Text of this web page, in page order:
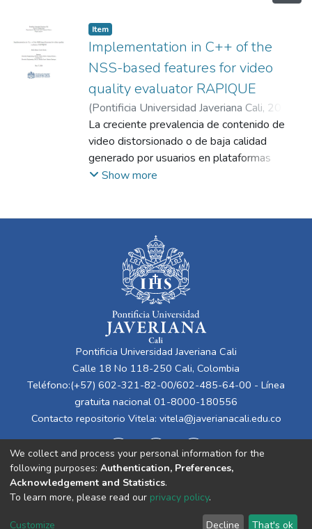
Item
Implementation in C++ of the
NSS-based features for video
quality evaluator RAPIQUE
(Pontificia Universidad Javeriana Cali, 2024
Torres Morón, Stidl Alfonso ;Salazar
Herrera, Carlos Alberto;Benítez Restrepo,
Hernán Darío
La creciente prevalencia de contenido de
video distorsionado o de baja calidad
generado por usuarios en plataformas
digitales ha hecho que la evaluación
tiempos de ejecución prolongados en su
implementación actual en Matlab. Estas
limitaciones lo hacen inadecuado para
aplicaciones de baja latencia. Este trabajo
de grado propone optimizar RAPIQUE
reimplementándolo en C++ y aprovechando
bibliotecas como OpenCV para mejorar la
extracción de características basadas en
estadísticas de escenas naturales (NSS).
Esta optimización no solo mejora los
tiempos de ejecución, sino que también
permite una integración más fluida con
herramientas de software existentes,
mejorando así los tiempos de ejecución. El
proyecto tiene implicaciones económicas y
sociales significativas, incluyendo un flujo de
empresas de medios, una mejor experiencia
Show more
Pontificia Universidad Javeriana Cali
Calle 18 No 118-250 Cali, Colombia
Teléfono:(+57) 602-321-82-00/602-485-64-00 - Línea
gratuita nacional 01-8000-180556
Contacto repositorio Vitela: vitela@javerianacali.edu.co
Cookie End User Send
We collect and process your personal information for the
following purposes: Authentication, Preferences,
Acknowledgement and Statistics.
To learn more, please read our privacy policy.
Customize Decline That's ok